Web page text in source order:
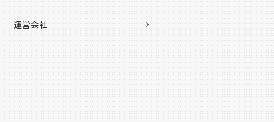
運営会社